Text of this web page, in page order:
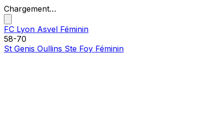
Chargement…
FC Lyon Asvel Féminin
58-70
St Genis Oullins Ste Foy Féminin